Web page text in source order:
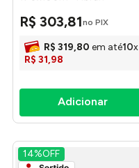
R$ 303,81no PIX
R$ 319,80 em até10x
R$ 31,98
14%OFF